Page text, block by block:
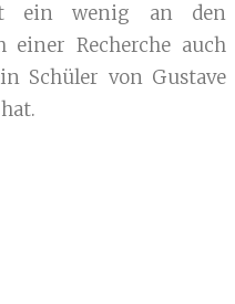
ein wenig an den
Recherche auch
Schüler von Gustave